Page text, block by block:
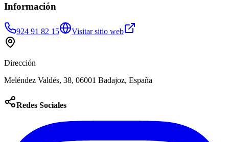
Información
924 91 82 15 Visitar sitio web
Dirección
Meléndez Valdés, 38, 06001 Badajoz, España
Redes Sociales